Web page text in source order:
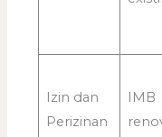
Izin dan
Perizinan
IMB